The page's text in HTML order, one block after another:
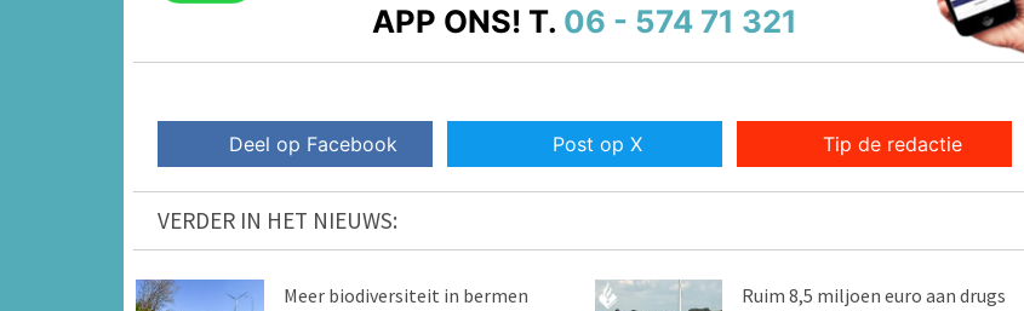
APP ONS! T. 06 - 574 71 321
Deel op Facebook Post op X Tip de redactie
VERDER IN HET NIEUWS:
Meer biodiversiteit in bermen
Ruim 8,5 miljoen euro aan drugs